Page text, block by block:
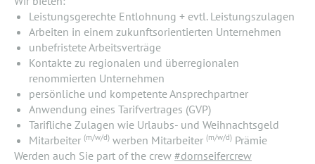
Leistungsgerechte Entlohnung + evtl. Leistungszulagen
Arbeiten in einem zukunftsorientierten Unternehmen
unbefristete Arbeitsverträge
Kontakte zu regionalen und überregionalen
renommierten Unternehmen
persönliche und kompetente Ansprechpartner
Anwendung eines Tarifvertrages (GVP)
Tarifliche Zulagen wie Urlaubs- und Weihnachtsgeld
Mitarbeiter (m/w/d)werben Mitarbeiter (m/w/d)Prämie
Werden auch Sie part of the crew #dornseifercrew